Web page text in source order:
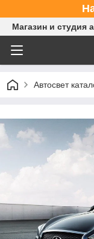
Магазин и студия
Автосвет